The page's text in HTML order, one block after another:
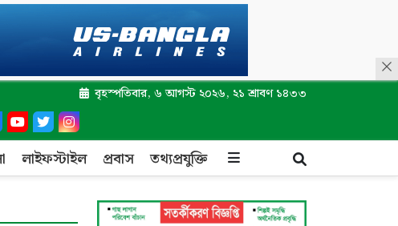
বৃহস্পতিবার, ৬ আগস্ট ২০২৬, ২১ শ্রাবণ ১৪৩৩
লাইফস্টাইল প্রবাস তথ্যপ্রযুক্তি